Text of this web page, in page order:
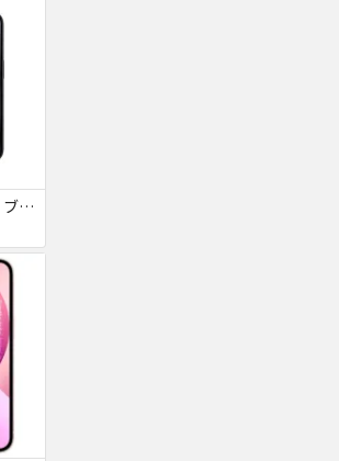
iPhone15Pro 128GB ブラックチタニウム au